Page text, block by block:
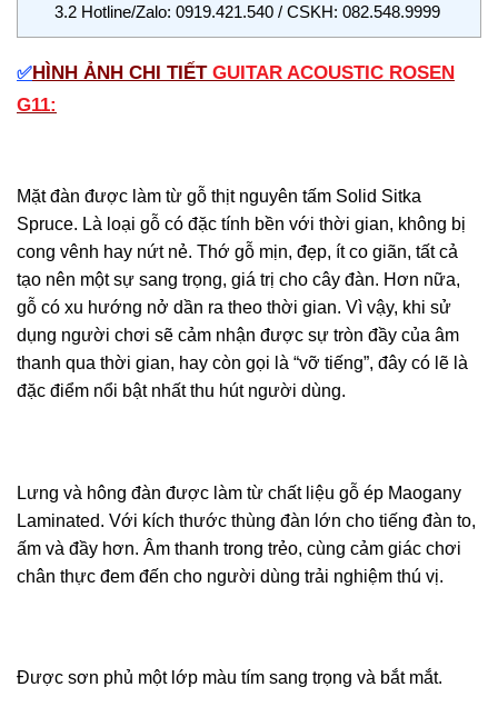
3.2Hotline/Zalo: 0919.421.540 / CSKH: 082.548.9999
✅HÌNH ẢNH CHI TIẾT GUITAR ACOUSTIC ROSEN
G11:
Mặt đàn được làm từ gỗ thịt nguyên tấm Solid Sitka
Spruce. Là loại gỗ có đặc tính bền với thời gian, không bị
cong vênh hay nứt nẻ. Thớ gỗ mịn, đẹp, ít co giãn, tất cả
tạo nên một sự sang trọng, giá trị cho cây đàn. Hơn nữa,
gỗ có xu hướng nở dần ra theo thời gian. Vì vậy, khi sử
dụng người chơi sẽ cảm nhận được sự tròn đầy của âm
thanh qua thời gian, hay còn gọi là “vỡ tiếng”, đây có lẽ là
đặc điểm nổi bật nhất thu hút người dùng.
Lưng và hông đàn được làm từ chất liệu gỗ ép Maogany
Laminated. Với kích thước thùng đàn lớn cho tiếng đàn to,
ấm và đầy hơn. Âm thanh trong trẻo, cùng cảm giác chơi
chân thực đem đến cho người dùng trải nghiệm thú vị.
Được sơn phủ một lớp màu tím sang trọng và bắt mắt.